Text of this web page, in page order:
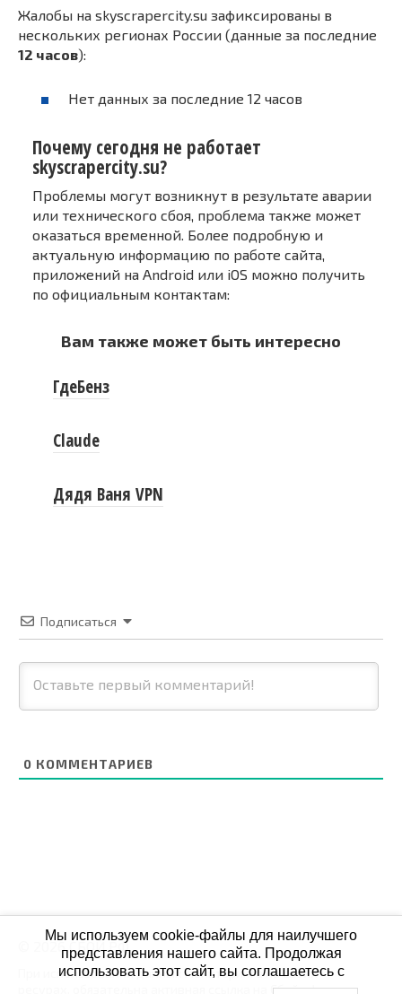
Жалобы на skyscrapercity.su зафиксированы в
нескольких регионах России (данные за последние
12 часов):
Нет данных за последние 12 часов
Почему сегодня не работает
skyscrapercity.su?
Проблемы могут возникнут в результате аварии
или технического сбоя, проблема также может
оказаться временной. Более подробную и
актуальную информацию по работе сайта,
приложений на Android или iOS можно получить
по официальным контактам:
Вам также может быть интересно
ГдеБенз
Claude
Дядя Ваня VPN
Подписаться
0 КОММЕНТАРИЕВ
© 2026 СБОЙ.РФ
При использовании данных мониторинга на своих
ресурах, обязательна активная ссылка на Сбой.рф
Мы используем cookie-файлы для наилучшего
представления нашего сайта. Продолжая
использовать этот сайт, вы соглашаетесь с